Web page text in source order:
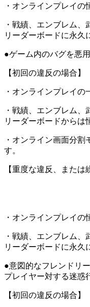
・オンラインプレイの
・戦績、エンブレム、
リーダーボードに永久
●ゲーム内のバグを悪
【初回の違反の場合】
・オンラインプレイの
・戦績、エンブレム、
リーダーボードからは
・オンライン画面分
す。
【重度な違反、または
・オンラインプレイの
・戦績、エンブレム、
リーダーボードに永久
●意図的なフレンドリ
プレイヤー対する迷惑
【初回の違反の場合】